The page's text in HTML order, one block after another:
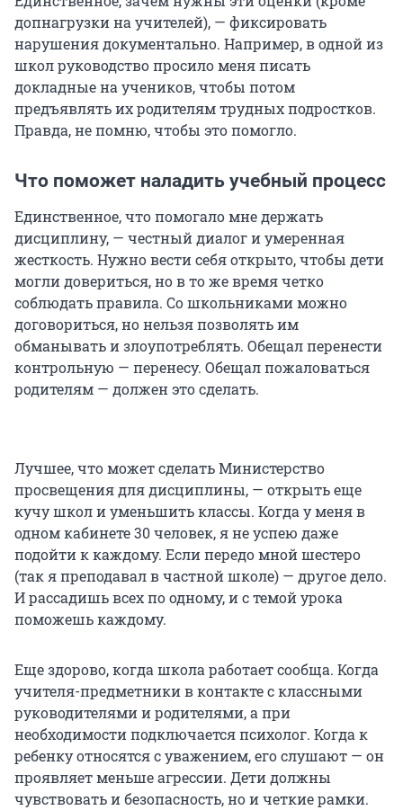
допнагрузки на учителей), — фиксировать
нарушения документально. Например, в одной из
школ руководство просило меня писать
докладные на учеников, чтобы потом
предъявлять их родителям трудных подростков.
Правда, не помню, чтобы это помогло.
Что поможет наладить учебный процесс
Единственное, что помогало мне держать
дисциплину, — честный диалог и умеренная
жесткость. Нужно вести себя открыто, чтобы дети
могли довериться, но в то же время четко
соблюдать правила. Со школьниками можно
договориться, но нельзя позволять им
обманывать и злоупотреблять. Обещал перенести
контрольную — перенесу. Обещал пожаловаться
родителям — должен это сделать.
Лучшее, что может сделать Министерство
просвещения для дисциплины, — открыть еще
кучу школ и уменьшить классы. Когда у меня в
одном кабинете 30 человек, я не успею даже
подойти к каждому. Если передо мной шестеро
(так я преподавал в частной школе) — другое дело.
И рассадишь всех по одному, и с темой урока
поможешь каждому.
Еще здорово, когда школа работает сообща. Когда
учителя-предметники в контакте с классными
руководителями и родителями, а при
необходимости подключается психолог. Когда к
ребенку относятся с уважением, его слушают — он
проявляет меньше агрессии. Дети должны
чувствовать и безопасность, но и четкие рамки.